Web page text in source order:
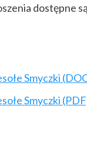
dostępne
Smyczki
Smyczki